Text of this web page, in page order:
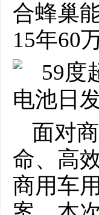
合蜂巢
15年60
面对
命、高
商用车